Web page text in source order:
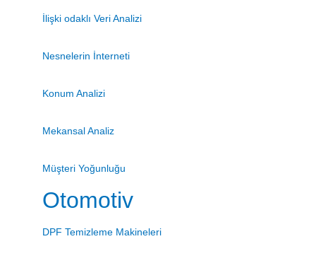
İlişki odaklı Veri Analizi
Nesnelerin İnterneti
Konum Analizi
Mekansal Analiz
Müşteri Yoğunluğu
DPF Temizleme Makineleri
Otomotiv